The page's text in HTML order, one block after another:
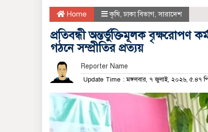
Home কৃষি,ঢাকা বিভাগ,সারাদেশ
প্রতিবন্ধী অন্তর্ভুক্তিমূলক বৃক্ষরোপণ
গঠনে সম্প্রীতির প্রত্যয়
Reporter Name
Update Time : মঙ্গলবার, ৭ জুলাই, ২০২৬, ৫.৪৭